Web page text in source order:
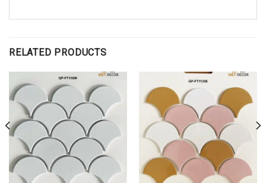
RELATED PRODUCTS